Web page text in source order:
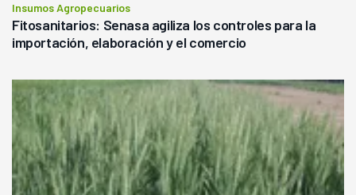
Insumos Agropecuarios
Fitosanitarios: Senasa agiliza los controles para la
importación, elaboración y el comercio